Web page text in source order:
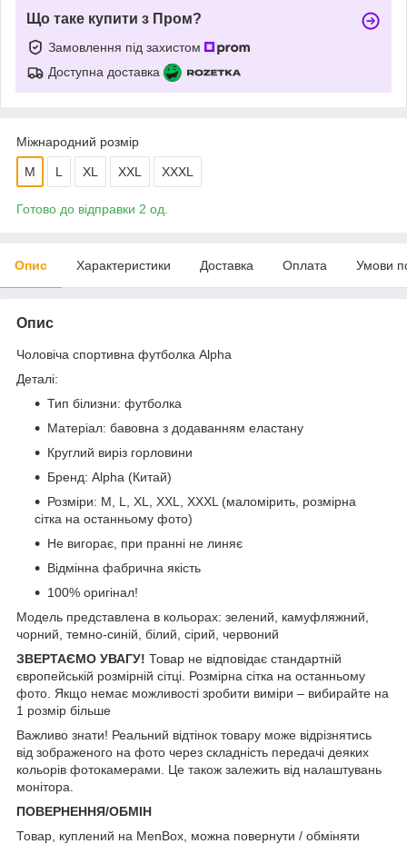
Що таке купити з Пром?
Замовлення під захистом
Доступна доставка
Міжнародний розмір
M L XL XXL XXXL
Готово до відправки 2 од.
Опис Характеристики Доставка Оплата Умови
Опис
Чоловіча спортивна футболка Alpha
Деталі:
Тип білизни: футболка
Матеріал: бавовна з додаванням еластану
Круглий виріз горловини
Бренд: Alpha (Китай)
Розміри: М, L, XL, XXL, XXXL (маломірить, розмірна
сітка на останньому фото)
Не вигорає, при пранні не линяє
Відмінна фабрична якість
100% оригінал!
Модель представлена в кольорах: зелений, камуфляжний,
чорний, темно-синій, білий, сірий, червоний
ЗВЕРТАЄМО УВАГУ! Товар не відповідає стандартній
європейській розмірній сітці. Розмірна сітка на останньому
фото. Якщо немає можливості зробити виміри – вибирайте на
1 розмір більше
Важливо знати! Реальний відтінок товару може відрізнятись
від зображеного на фото через складність передачі деяких
кольорів фотокамерами. Це також залежить від налаштувань
монітора.
ПОВЕРНЕННЯ/ОБМІН
Товар, куплений на MenBox, можна повернути / обміняти